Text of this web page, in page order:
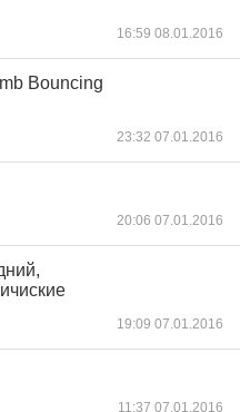
16:59 08.01.2016
Bouncing
23:32 07.01.2016
20:06 07.01.2016
19:09 07.01.2016
11:37 07.01.2016